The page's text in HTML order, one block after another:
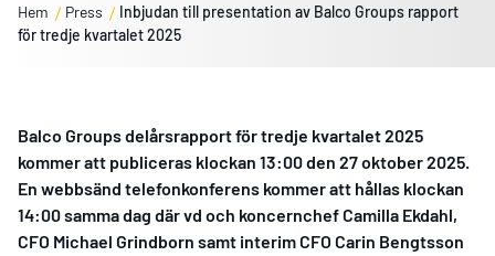
Hem Press
Inbjudan till presentation av Balco Groups rapport
för tredje kvartalet 2025
Balco Groups delårsrapport för tredje kvartalet 2025
kommer att publiceras klockan 13:00 den 27 oktober 2025.
En webbsänd telefonkonferens kommer att hållas klockan
14:00 samma dag där vd och koncernchef Camilla Ekdahl,
CFO Michael Grindborn samt interim CFO Carin Bengtsson